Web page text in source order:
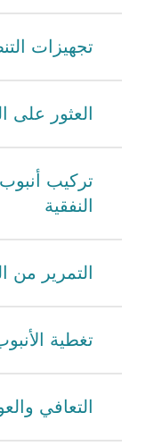
تجهيزات
العثور على
تركيب
النفقية
التمرير من
تغطية
التعافي